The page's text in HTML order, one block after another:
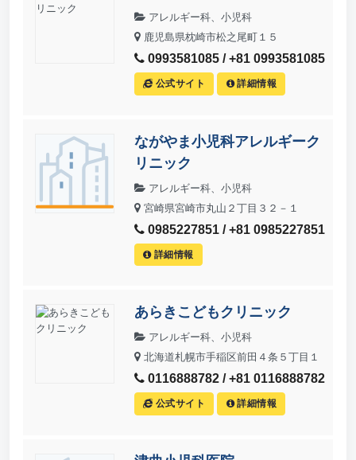
アレルギー科、小児科
鹿児島県枕崎市松之尾町１５
0993581085 / +81 0993581085
公式サイト 詳細情報
ながやま小児科アレルギーク
リニック
アレルギー科、小児科
宮崎県宮崎市丸山２丁目３２－１
0985227851 / +81 0985227851
詳細情報
あらきこどもクリニック
アレルギー科、小児科
北海道札幌市手稲区前田４条５丁目１
0116888782 / +81 0116888782
公式サイト 詳細情報